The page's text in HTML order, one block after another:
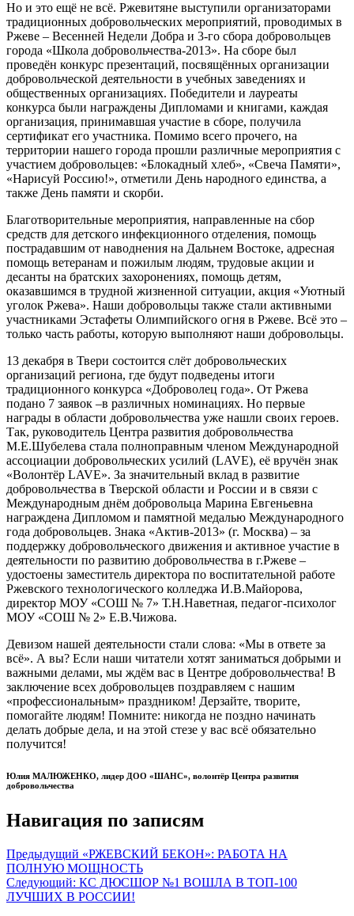
Но и это ещё не всё. Ржевитяне выступили организаторами
традиционных добровольческих мероприятий, проводимых в
Ржеве – Весенней Недели Добра и 3-го сбора добровольцев
города «Школа добровольчества-2013». На сборе был
проведён конкурс презентаций, посвящённых организации
добровольческой деятельности в учебных заведениях и
общественных организациях. Победители и лауреаты
конкурса были награждены Дипломами и книгами, каждая
организация, принимавшая участие в сборе, получила
сертификат его участника. Помимо всего прочего, на
территории нашего города прошли различные мероприятия с
участием добровольцев: «Блокадный хлеб», «Свеча Памяти»,
«Нарисуй Россию!», отметили День народного единства, а
также День памяти и скорби.
Благотворительные мероприятия, направленные на сбор
средств для детского инфекционного отделения, помощь
пострадавшим от наводнения на Дальнем Востоке, адресная
помощь ветеранам и пожилым людям, трудовые акции и
десанты на братских захоронениях, помощь детям,
оказавшимся в трудной жизненной ситуации, акция «Уютный
уголок Ржева». Наши добровольцы также стали активными
участниками Эстафеты Олимпийского огня в Ржеве. Всё это –
только часть работы, которую выполняют наши добровольцы.
13 декабря в Твери состоится слёт добровольческих
организаций региона, где будут подведены итоги
традиционного конкурса «Доброволец года». От Ржева
подано 7 заявок –в различных номинациях. Но первые
награды в области добровольчества уже нашли своих героев.
Так, руководитель Центра развития добровольчества
М.Е.Шубелева стала полноправным членом Международной
ассоциации добровольческих усилий (LAVE), её вручён знак
«Волонтёр LAVE». За значительный вклад в развитие
добровольчества в Тверской области и России и в связи с
Международным днём добровольца Марина Евгеньевна
награждена Дипломом и памятной медалью Международного
года добровольцев. Знака «Актив-2013» (г. Москва) – за
поддержку добровольческого движения и активное участие в
деятельности по развитию добровольчества в г.Ржеве –
удостоены заместитель директора по воспитательной работе
Ржевского технологического колледжа И.В.Майорова,
директор МОУ «СОШ № 7» Т.Н.Наветная, педагог-психолог
МОУ «СОШ № 2» Е.В.Чижова.
Девизом нашей деятельности стали слова: «Мы в ответе за
всё». А вы? Если наши читатели хотят заниматься добрыми и
важными делами, мы ждём вас в Центре добровольчества! В
заключение всех добровольцев поздравляем с нашим
«профессиональным» праздником! Дерзайте, творите,
помогайте людям! Помните: никогда не поздно начинать
делать добрые дела, и на этой стезе у вас всё обязательно
получится!
Юлия МАЛЮЖЕНКО, лидер ДОО «ШАНС», волонтёр Центра развития
добровольчества
Навигация по записям
Предыдущий «РЖЕВСКИЙ БЕКОН»: РАБОТА НА
ПОЛНУЮ МОЩНОСТЬ
Следующий: КС ДЮСШОР №1 ВОШЛА В ТОП-100
ЛУЧШИХ В РОССИИ!